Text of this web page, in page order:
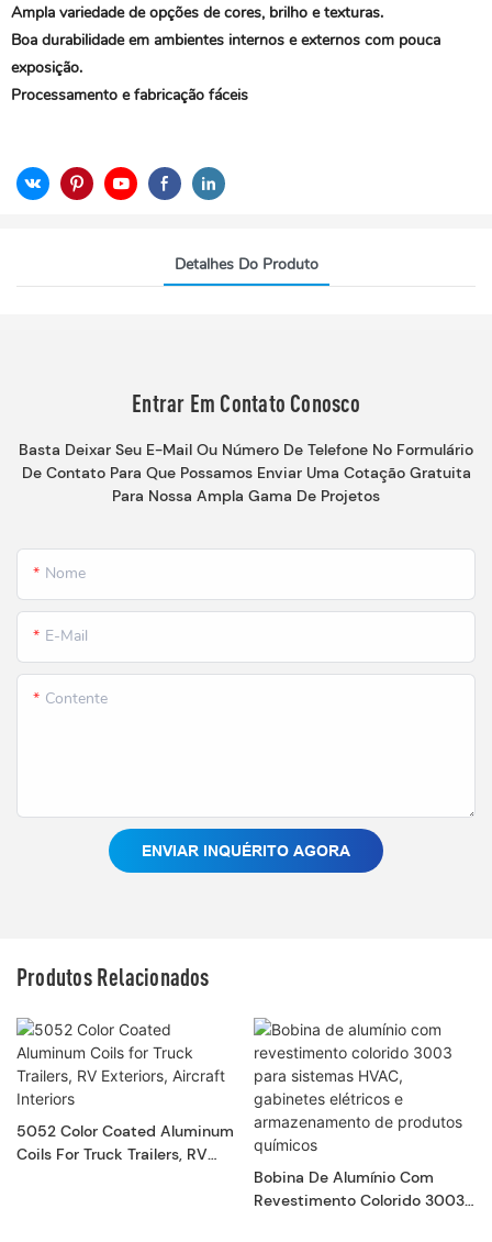
Ampla variedade de opções de cores, brilho e texturas.
Boa durabilidade em ambientes internos e externos com pouca
exposição.
Processamento e fabricação fáceis
Detalhes Do Produto
Entrar Em Contato Conosco
Basta Deixar Seu E-Mail Ou Número De Telefone No Formulário
De Contato Para Que Possamos Enviar Uma Cotação Gratuita
Para Nossa Ampla Gama De Projetos
Nome
E-Mail
Contente
ENVIAR INQUÉRITO AGORA
Produtos Relacionados
5052 Color Coated Aluminum
Coils For Truck Trailers, RV
Bobina De Alumínio Com
Revestimento Colorido 3003